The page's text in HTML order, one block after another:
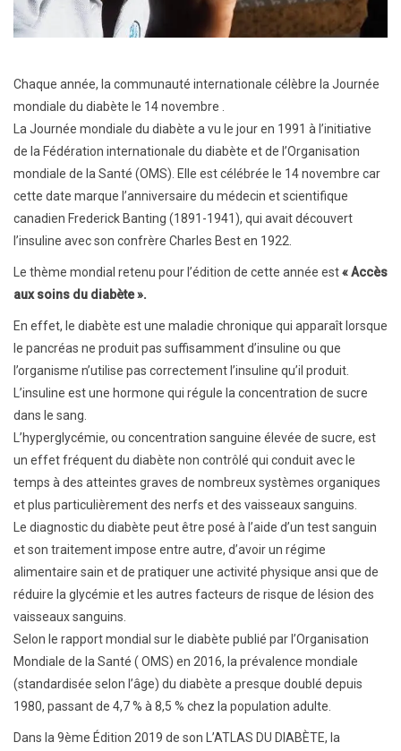
Chaque année, la communauté internationale célèbre la Journée
mondiale du diabète le 14 novembre .
La Journée mondiale du diabète a vu le jour en 1991 à l’initiative
de la Fédération internationale du diabète et de l’Organisation
mondiale de la Santé (OMS). Elle est célébrée le 14 novembre car
cette date marque l’anniversaire du médecin et scientifique
canadien Frederick Banting (1891-1941), qui avait découvert
l’insuline avec son confrère Charles Best en 1922.
Le thème mondial retenu pour l’édition de cette année est« Accès
aux soins du diabète ».
En effet, le diabète est une maladie chronique qui apparaît lorsque
le pancréas ne produit pas suffisamment d’insuline ou que
l’organisme n’utilise pas correctement l’insuline qu’il produit.
L’insuline est une hormone qui régule la concentration de sucre
dans le sang.
L’hyperglycémie, ou concentration sanguine élevée de sucre, est
un effet fréquent du diabète non contrôlé qui conduit avec le
temps à des atteintes graves de nombreux systèmes organiques
et plus particulièrement des nerfs et des vaisseaux sanguins.
Le diagnostic du diabète peut être posé à l’aide d’un test sanguin
et son traitement impose entre autre, d’avoir un régime
alimentaire sain et de pratiquer une activité physique ansi que de
réduire la glycémie et les autres facteurs de risque de lésion des
vaisseaux sanguins.
Selon le rapport mondial sur le diabète publié par l’Organisation
Mondiale de la Santé ( OMS) en 2016, la prévalence mondiale
(standardisée selon l’âge) du diabète a presque doublé depuis
1980, passant de 4,7 % à 8,5 % chez la population adulte.
Dans la 9ème Édition 2019 de son L’ATLAS DU DIABÈTE, la